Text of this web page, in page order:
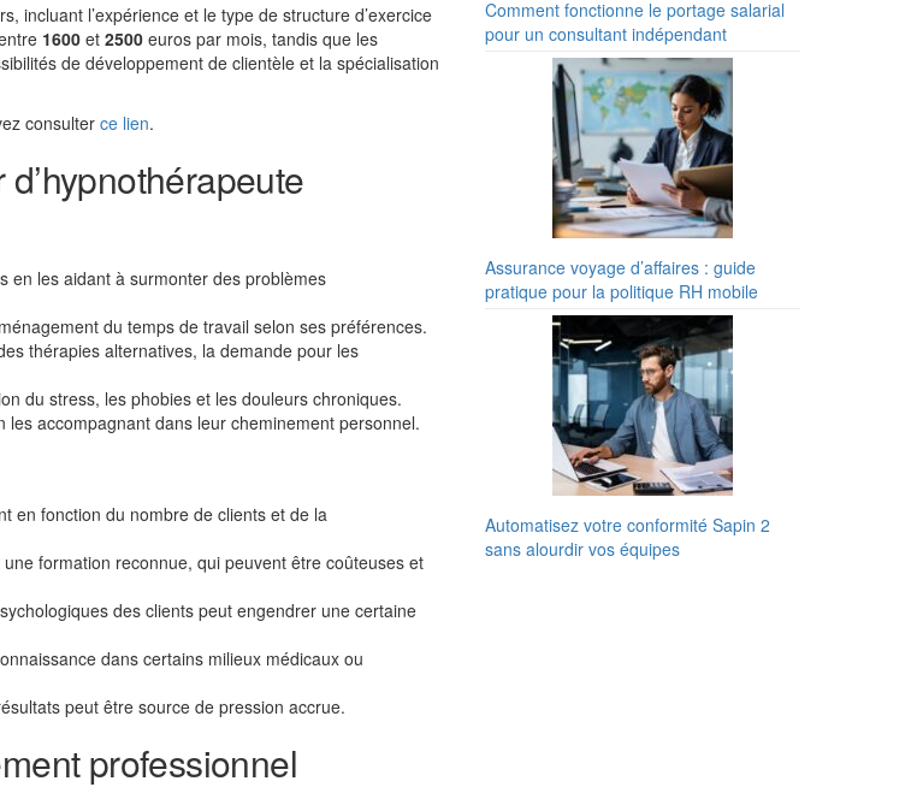
incluant l’expérience et le type de structure d’exercice
1600 et 2500 euros par mois, tandis que les
de développement de clientèle et la spécialisation
consulterce lien.
en les aidant à surmonter des problèmes
du temps de travail selon ses préférences.
thérapies alternatives, la demande pour les
du stress, les phobies et les douleurs chroniques.
accompagnant dans leur cheminement personnel.
en fonction du nombre de clients et de la
formation reconnue, qui peuvent être coûteuses et
des clients peut engendrer une certaine
dans certains milieux médicaux ou
peut être source de pression accrue.
professionnel
Comment fonctionne le portage salarial
pour un consultant indépendant
Assurance voyage d’affaires : guide
pratique pour la politique RH mobile
Automatisez votre conformité Sapin 2
sans alourdir vos équipes